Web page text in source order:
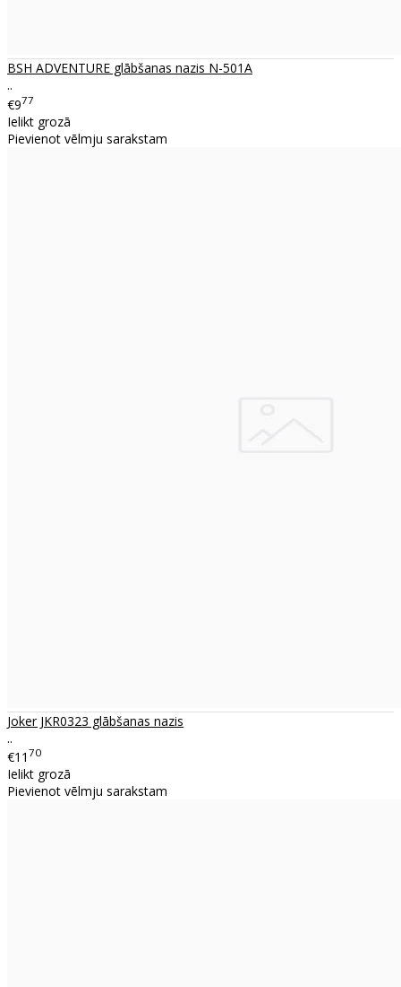
BSH ADVENTURE glābšanas nazis N-501A
..
€977
Ielikt grozā
Pievienot vēlmju sarakstam
Joker JKR0323 glābšanas nazis
..
€11 70
Ielikt grozā
Pievienot vēlmju sarakstam